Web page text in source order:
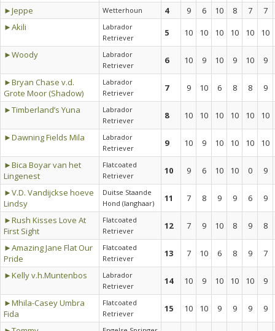
►Jeppe
Wetterhoun 4 9 6 10 8 7
7
►Akili
Labrador
Retriever
5 10 10 10 10 10
10
►Woody
Labrador
Retriever
6 10 9 10 9 10
9
►Bryan Chase v.d.
Grote Moor (Shadow)
Labrador
Retriever
7 9 10 6 8 8
9
►Timberland’s Yuna
Labrador
Retriever
8 10 10 10 10 10
10
►Dawning Fields Mila
Labrador
Retriever
9 10 9 10 10 10
10
►Bica Boyar van het
Lingenest
Flatcoated
Retriever
10 9 6 10 10 0
9
►V.D. Vandijckse hoeve
Lindsy
Duitse Staande
Hond (langhaar)
11 7 8 9 9 6
9
►Rush Kisses Love At
First Sight
Flatcoated
Retriever
12 7 9 10 8 9
8
►Amazing Jane Flat Our
Pride
Flatcoated
Retriever
13 7 10 6 8 9
7
►Kelly v.h.Muntenbos
Labrador
Retriever
14 10 9 10 10 10
9
►Mhila-Casey Umbra
Fida
Flatcoated
Retriever
15 10 10 9 9 9
9